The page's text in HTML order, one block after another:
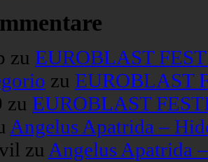
zu EUROBLAST
zu EUROBLAST
zu EUROBLAST
Angelus Apatrida –
zu Angelus Apatrida